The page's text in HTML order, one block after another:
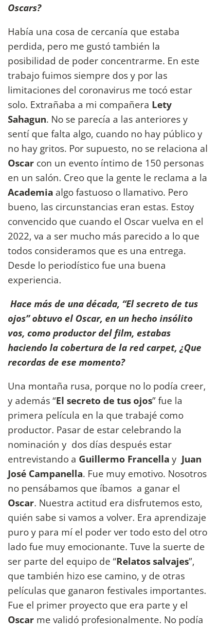
Oscars?
Había una cosa de cercanía que estaba
perdida, pero me gustó también la
posibilidad de poder concentrarme. En este
trabajo fuimos siempre dos y por las
limitaciones del coronavirus me tocó estar
solo. Extrañaba a mi compañera Lety
Sahagun. No se parecía a las anteriores y
sentí que falta algo, cuando no hay público y
no hay gritos. Por supuesto, no se relaciona al
Oscar con un evento íntimo de 150 personas
en un salón. Creo que la gente le reclama a la
Academia algo fastuoso o llamativo. Pero
bueno, las circunstancias eran estas. Estoy
convencido que cuando el Oscar vuelva en el
2022, va a ser mucho más parecido a lo que
todos consideramos que es una entrega.
Desde lo periodístico fue una buena
experiencia.
Hace más de una década, “El secreto de tus
ojos” obtuvo el Oscar, en un hecho insólito
vos, como productor del film, estabas
haciendo la cobertura de la red carpet, ¿Que
recordas de ese momento?
Una montaña rusa, porque no lo podía creer,
y además “El secreto de tus ojos” fue la
primera película en la que trabajé como
productor. Pasar de estar celebrando la
nominación y dos días después estar
entrevistando a Guillermo Francella y Juan
José Campanella. Fue muy emotivo. Nosotros
no pensábamos que íbamos a ganar el
Oscar. Nuestra actitud era disfrutemos esto,
quién sabe si vamos a volver. Era aprendizaje
puro y para mí el poder ver todo esto del otro
lado fue muy emocionante. Tuve la suerte de
ser parte del equipo de “Relatos salvajes”,
que también hizo ese camino, y de otras
películas que ganaron festivales importantes.
Fue el primer proyecto que era parte y el
Oscar me validó profesionalmente. No podía